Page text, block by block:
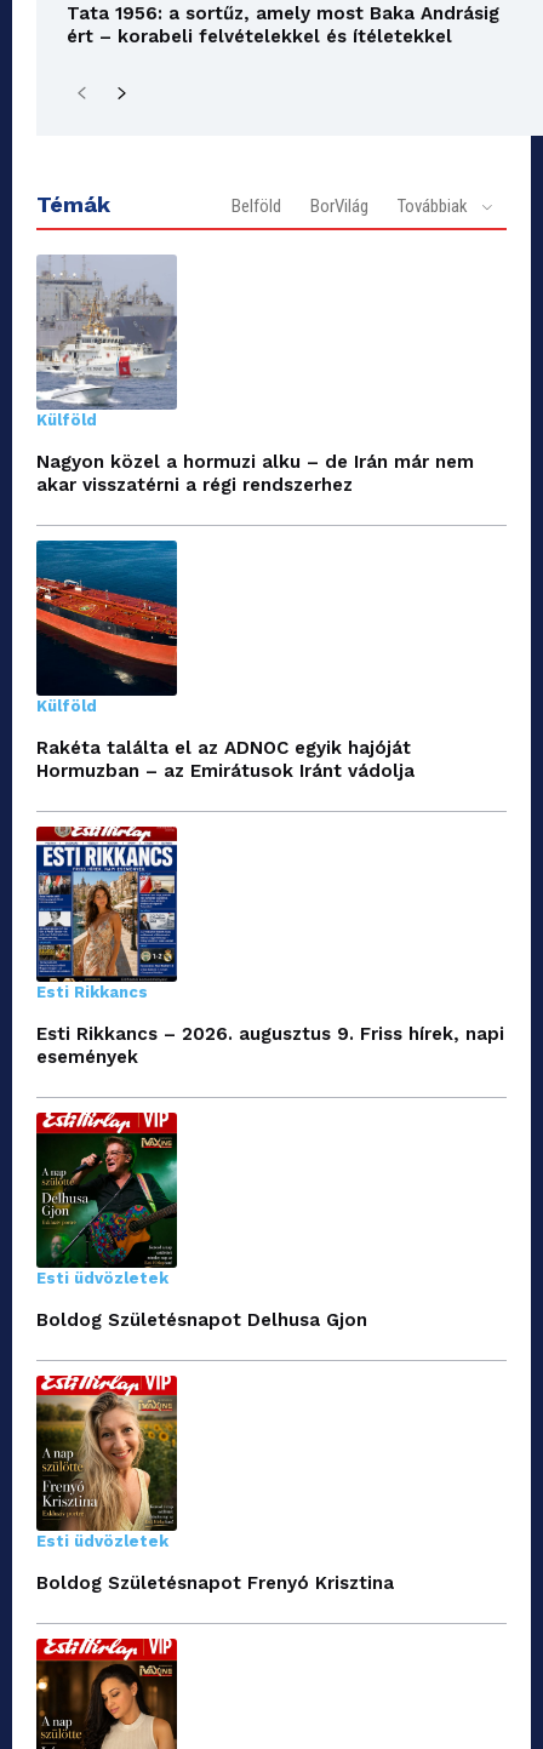
Tata 1956: a sortűz, amely most Baka Andrásig
ért – korabeli felvételekkel és ítéletekkel
Témák Belföld BorVilág Továbbiak
Külföld
Nagyon közel a hormuzi alku – de Irán már nem
akar visszatérni a régi rendszerhez
Külföld
Rakéta találta el az ADNOC egyik hajóját
Hormuzban – az Emirátusok Iránt vádolja
Esti Rikkancs
Esti Rikkancs – 2026. augusztus 9. Friss hírek, napi
események
Esti üdvözletek
Boldog Születésnapot Delhusa Gjon
Esti üdvözletek
Boldog Születésnapot Frenyó Krisztina